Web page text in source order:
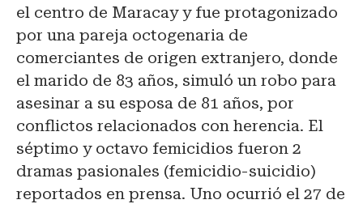
el centro de Maracay y fue protagonizado
por una pareja octogenaria de
comerciantes de origen extranjero, donde
el marido de 83 años, simuló un robo para
asesinar a su esposa de 81 años, por
conflictos relacionados con herencia. El
séptimo y octavo femicidios fueron 2
dramas pasionales (femicidio-suicidio)
reportados en prensa. Uno ocurrió el 27 de